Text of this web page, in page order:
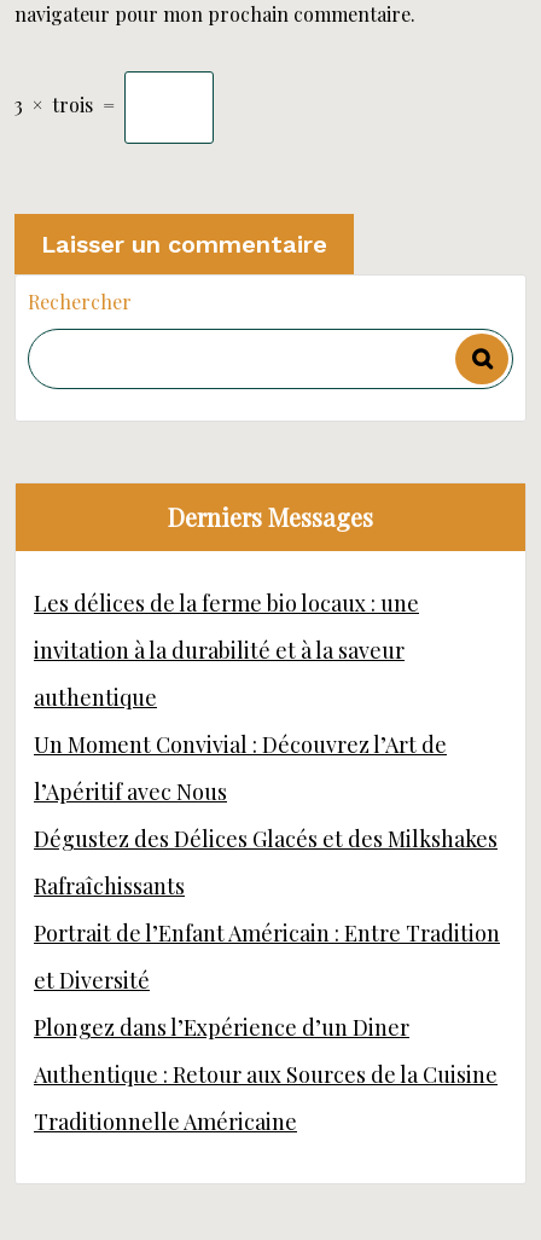
navigateur pour mon prochain commentaire.
3 × trois =
Rechercher
Derniers Messages
Les délices de la ferme bio locaux : une
invitation à la durabilité et à la saveur
authentique
Un Moment Convivial : Découvrez l’Art de
l’Apéritif avec Nous
Dégustez des Délices Glacés et des Milkshakes
Rafraîchissants
Portrait de l’Enfant Américain : Entre Tradition
et Diversité
Plongez dans l’Expérience d’un Diner
Authentique : Retour aux Sources de la Cuisine
Traditionnelle Américaine